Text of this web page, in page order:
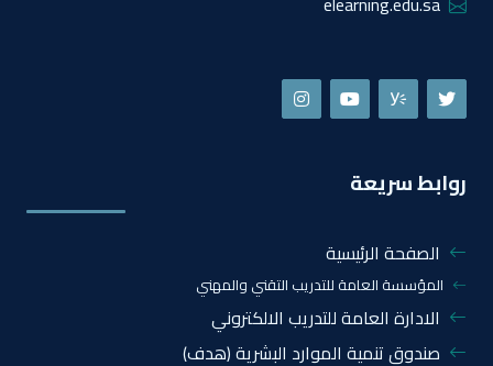
روابط سريعة
الصفحة الرئيسية
المؤسسة العامة للتدريب التقني والمهني
الادارة العامة للتدريب الالكتروني
صندوق تنمية الموارد البشرية (هدف)